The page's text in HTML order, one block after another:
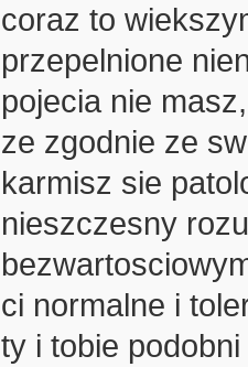
coraz to
przepelnione
pojecia nie
ze zgodnie ze
karmisz sie
nieszczesny
ci normalne i
ty i tobie